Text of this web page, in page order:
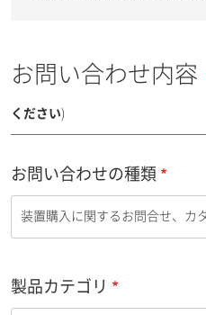
お問い合わせ内容
ください)
お問い合わせの種類
製品カテゴリ